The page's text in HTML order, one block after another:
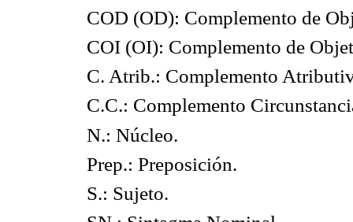
COD (OD): Complemento de
COI (OI): Complemento de
C. Atrib.: Complemento
C.C.: Complemento
N.: Núcleo.
Prep.: Preposición.
S.: Sujeto.